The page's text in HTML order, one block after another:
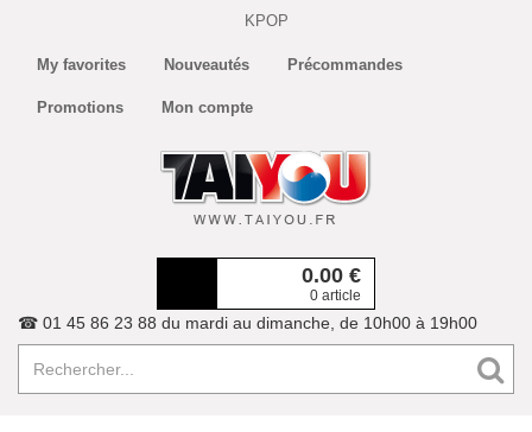
KPOP
My favorites Nouveautés Précommandes
Promotions Mon compte
0.00 €
0 article
☎ 01 45 86 23 88 du mardi au dimanche, de 10h00 à 19h00